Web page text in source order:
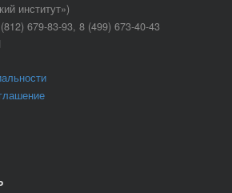
институт»)
679-83-93, 8 (499) 673-40-43